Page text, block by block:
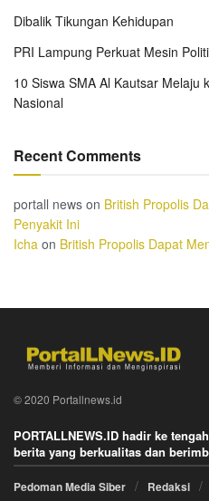
Dibalik Tikungan Kehidupan
PRI Lampung Perkuat Mesin
10 Siswa SMA Al Kautsar Melaju
Nasional
Recent Comments
portall news on British Propolis
Penyakit Ini
Icha on British Propolis Dapat
© 2020 Portallnews.id
PORTALLNEWS.ID hadir ke
berita yang berkualitas dan
Pedoman Media Siber Redaksi